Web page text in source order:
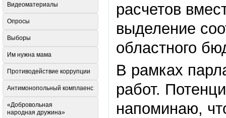
расчетов
выделение
областного
В рамках
работ.
напоминаю,
Видеоматериалы
Опросы
Выборы
Им нужна мама
Противодействие коррупции
Антимонопольный комплаенс
«Добровольная
народная дружина»